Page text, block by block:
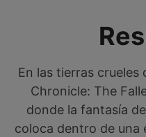
En las tierras crueles
Chronicle: The
donde la fantasía
coloca dentro de una